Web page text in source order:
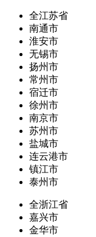
全江苏省
南通市
淮安市
无锡市
扬州市
常州市
宿迁市
徐州市
南京市
苏州市
盐城市
连云港市
镇江市
泰州市
全浙江省
嘉兴市
金华市